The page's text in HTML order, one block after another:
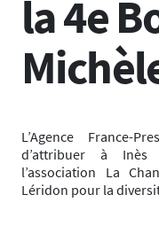
la 4e
L’Agence France-
d’attribuer à Inès
l’association La
Léridon pour la